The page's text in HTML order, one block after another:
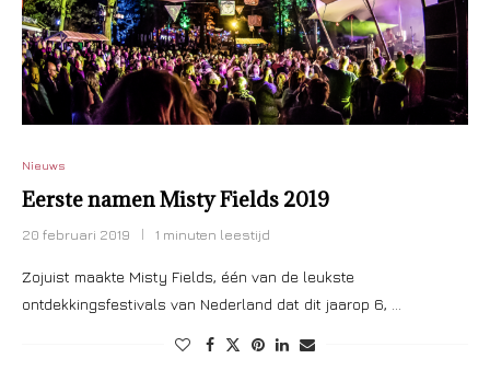
Nieuws
Eerste namen Misty Fields 2019
20 februari 2019 1 minuten leestijd
Zojuist maakte Misty Fields, één van de leukste
ontdekkingsfestivals van Nederland dat dit jaarop 6, …